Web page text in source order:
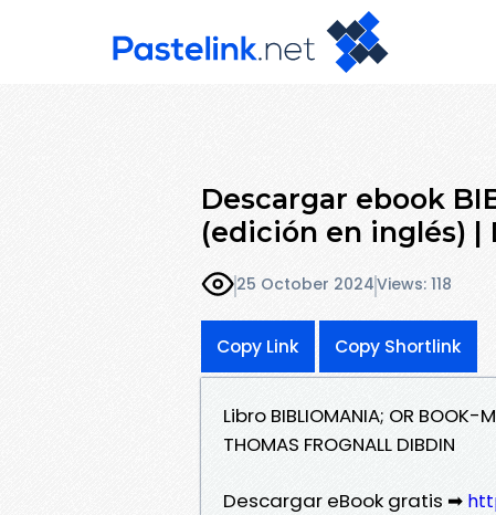
Descargar ebook
(edición en inglés) |
25 October 2024Views: 118
Copy Link Copy Shortlink
Libro BIBLIOMANIA; OR
THOMAS FROGNALL DIBDIN
Descargar eBook gratis ➡